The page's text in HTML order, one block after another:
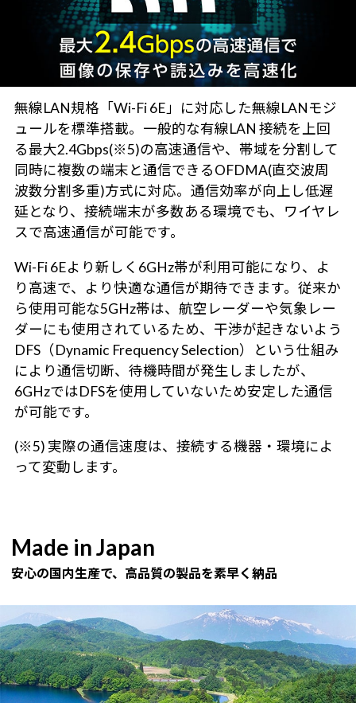
無線LAN規格「Wi-Fi 6E」に対応した無線LANモジ
ュールを標準搭載。一般的な有線LAN 接続を上回
る最大2.4Gbps(※5)の高速通信や、帯域を分割して
同時に複数の端末と通信できるOFDMA(直交波周
波数分割多重)方式に対応。通信効率が向上し低遅
延となり、接続端末が多数ある環境でも、ワイヤレ
スで高速通信が可能です。
Wi-Fi 6Eより新しく6GHz帯が利用可能になり、よ
り高速で、より快適な通信が期待できます。従来か
ら使用可能な5GHz帯は、航空レーダーや気象レー
ダーにも使用されているため、干渉が起きないよう
DFS（Dynamic Frequency Selection）という仕組み
により通信切断、待機時間が発生しましたが、
6GHzではDFSを使用していないため安定した通信
が可能です。
(※5) 実際の通信速度は、接続する機器・環境によ
って変動します。
Made in Japan
安心の国内生産で、高品質の製品を素早く納品